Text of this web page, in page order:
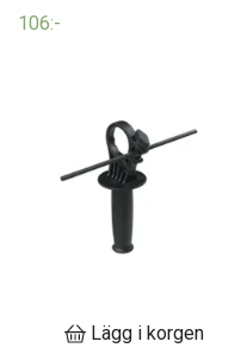
106:-
Lägg i korgen